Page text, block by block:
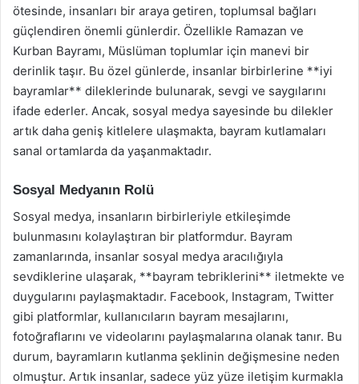
ötesinde, insanları bir araya getiren, toplumsal bağları
güçlendiren önemli günlerdir. Özellikle Ramazan ve
Kurban Bayramı, Müslüman toplumlar için manevi bir
derinlik taşır. Bu özel günlerde, insanlar birbirlerine **iyi
bayramlar** dileklerinde bulunarak, sevgi ve saygılarını
ifade ederler. Ancak, sosyal medya sayesinde bu dilekler
artık daha geniş kitlelere ulaşmakta, bayram kutlamaları
sanal ortamlarda da yaşanmaktadır.
Sosyal Medyanın Rolü
Sosyal medya, insanların birbirleriyle etkileşimde
bulunmasını kolaylaştıran bir platformdur. Bayram
zamanlarında, insanlar sosyal medya aracılığıyla
sevdiklerine ulaşarak, **bayram tebriklerini** iletmekte ve
duygularını paylaşmaktadır. Facebook, Instagram, Twitter
gibi platformlar, kullanıcıların bayram mesajlarını,
fotoğraflarını ve videolarını paylaşmalarına olanak tanır. Bu
durum, bayramların kutlanma şeklinin değişmesine neden
olmuştur. Artık insanlar, sadece yüz yüze iletişim kurmakla